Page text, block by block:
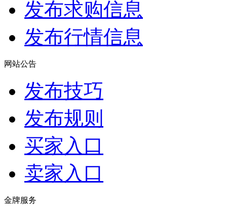
发布求购信息
发布行情信息
网站公告
发布技巧
发布规则
买家入口
卖家入口
金牌服务